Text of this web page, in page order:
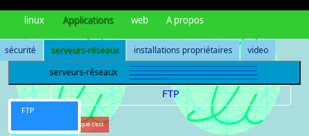
linux Applications web A propos
sécurité serveurs-réseaux installations propriétaires
video
serveurs-réseaux
FTP
FTP
qu'est-ce que c'est